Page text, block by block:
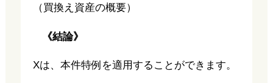
（買換え資産の概要）
《結論》
Xは、本件特例を適用することができます。